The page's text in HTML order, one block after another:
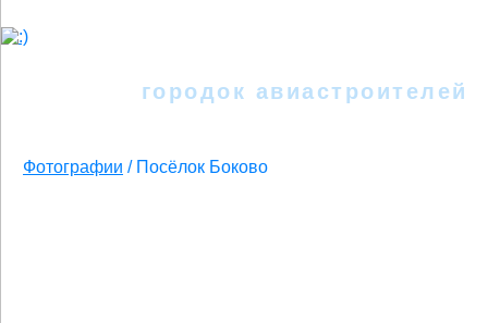
городок авиастроителей
Фотографии / Посёлок Боково